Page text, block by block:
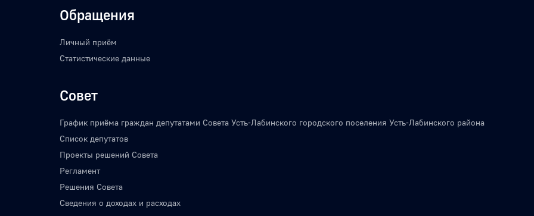
Обращения
Личный приём
Статистические данные
Совет
График приёма граждан депутатами Совета Усть-Лабинского городского поселения Усть-Лабинского района
Список депутатов
Проекты решений Совета
Регламент
Решения Совета
Сведения о доходах и расходах